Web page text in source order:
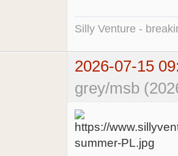
Silly Venture -
2026-07-15
grey/msb